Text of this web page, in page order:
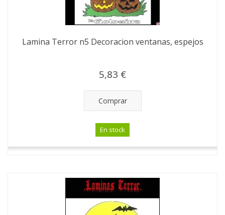
Lamina Terror n5 Decoracion ventanas, espejos
5,83 €
Comprar
En stock